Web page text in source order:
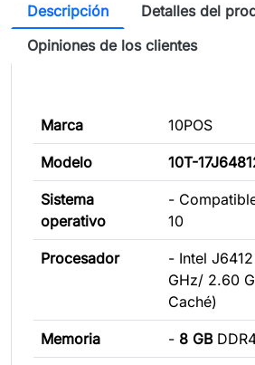
Descripción
Detalles del
Opiniones de los clientes
Marca 10POS
Modelo 10T-
Sistema
operativo
-
10
Procesador
- Intel
GHz/ 2.60
Caché)
Memoria - 8 GB